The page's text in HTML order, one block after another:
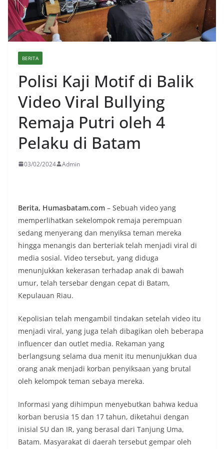
BERITA
Polisi Kaji Motif di Balik
Video Viral Bullying
Remaja Putri oleh 4
Pelaku di Batam
03/02/2024 Admin
Berita, Humasbatam.com – Sebuah video yang
memperlihatkan sekelompok remaja perempuan
sedang menyerang dan menyiksa teman mereka
hingga menangis dan berteriak telah menjadi viral di
media sosial. Video tersebut, yang diduga
menunjukkan kekerasan terhadap anak di bawah
umur, telah tersebar dengan cepat di Batam,
Kepulauan Riau.
Kepolisian telah mengambil tindakan setelah video itu
menjadi viral, yang juga telah dibagikan oleh beberapa
influencer dan outlet media. Rekaman yang
berlangsung selama dua menit itu menunjukkan dua
orang anak menjadi korban penyiksaan yang brutal
oleh kelompok teman sebaya mereka.
Informasi yang dihimpun menyebutkan bahwa kedua
korban berusia 15 dan 17 tahun, diketahui dengan
inisial SU dan IR, yang berasal dari Tanjung Uma,
Batam. Masyarakat di daerah tersebut gempar oleh